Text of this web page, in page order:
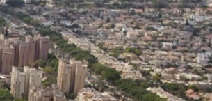
לתוכן